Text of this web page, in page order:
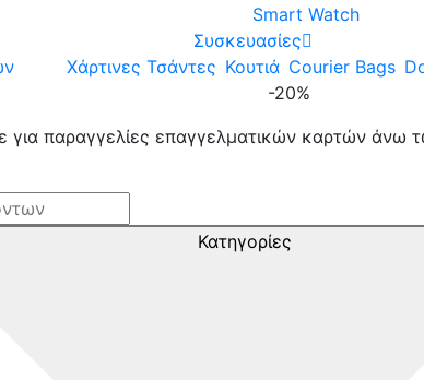
Smart Watch
Συσκευασίες
Χάρτινες Τσάντες Κουτιά Courier Bags
-20%
για παραγγελίες επαγγελματικών καρτών άνω
Κατηγορίες